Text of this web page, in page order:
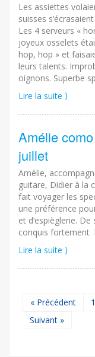
Les assiettes
suisses
Les 4 serveurs «
joyeux osselets
hop, hop » et
leurs talents.
oignons. Superbe
Lire la suite ⟩
Amélie
juillet
Amélie,
guitare, Didier à la
fait voyager les
une préférence
et d’espièglerie.
conquis fortement
Lire la suite ⟩
« Précédent 1
Suivant »